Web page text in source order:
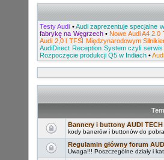
Testy Audi •Audi zaprezentuje specjalne
fabrykę na Węgrzech• Nowe Audi A4
Audi 2,0 l TFSI Międzynarodowym
AudiDirect Reception System czyli
Rozpoczęcie produkcji Q5 w Indiach •
Bannery i buttony AUDI TECH
kody banerów i buttonów do
Regulamin główny forum
Uwaga!!! Poszczególne działy i